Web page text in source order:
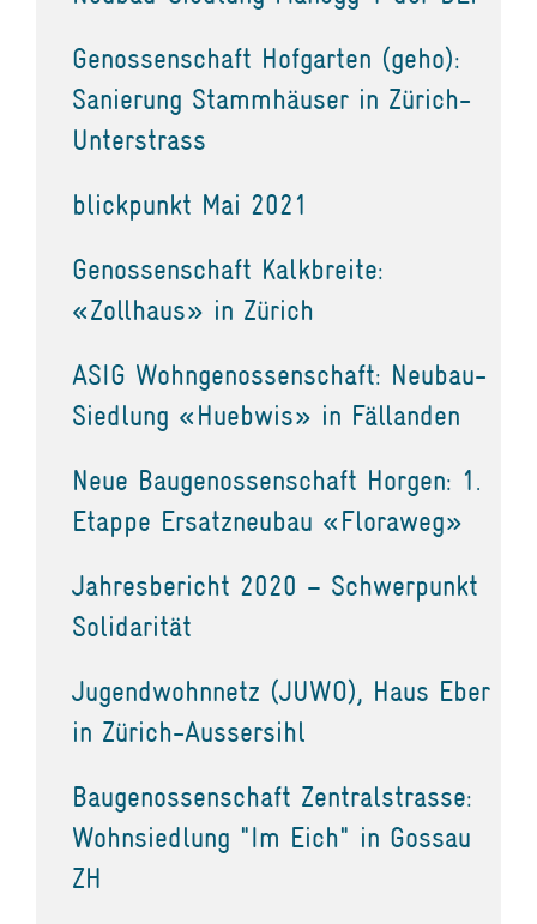
Genossenschaft Hofgarten (geho):
Sanierung Stammhäuser in Zürich-
Unterstrass
blickpunkt Mai 2021
Genossenschaft Kalkbreite:
«Zollhaus» in Zürich
ASIG Wohngenossenschaft: Neubau-
Siedlung «Huebwis» in Fällanden
Neue Baugenossenschaft Horgen: 1.
Etappe Ersatzneubau «Floraweg»
Jahresbericht 2020 – Schwerpunkt
Solidarität
Jugendwohnnetz (JUWO), Haus Eber
in Zürich-Aussersihl
Baugenossenschaft Zentralstrasse:
Wohnsiedlung "Im Eich" in Gossau
ZH